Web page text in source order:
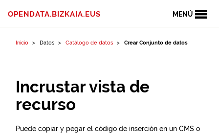
MENÚ
OPENDATA.BIZKAIA.EUS
Inicio Datos Catálogo de datos Crear Conjunto de datos
Incrustar vista de
recurso
Puede copiar y pegar el código de inserción en un CMS o